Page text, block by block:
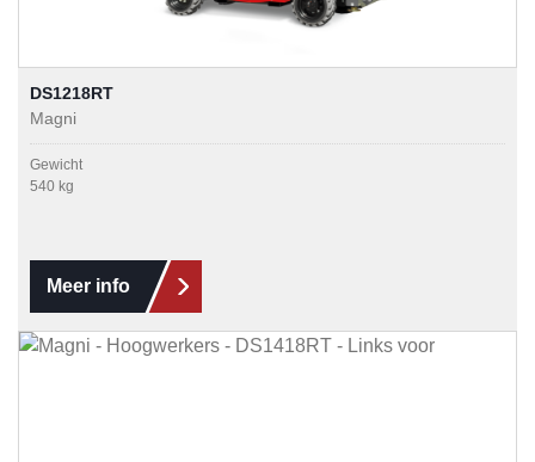
DS1218RT
Magni
Gewicht
540 kg
Meer info